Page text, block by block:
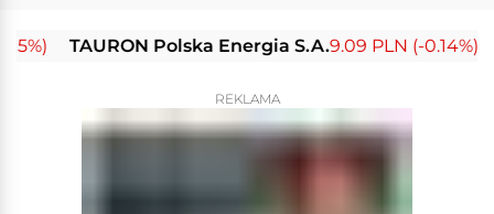
TAURON Polska Energia S.A.9.09 PLN (-0.14%)
REKLAMA